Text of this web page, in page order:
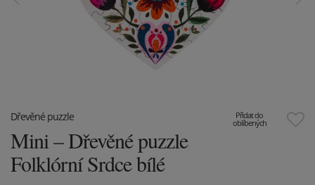
Přidat do
oblíbených
Dřevěné puzzle
Mini – Dřevěné puzzle
Folklórní Srdce bílé